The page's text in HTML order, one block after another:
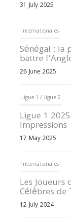
31 July 2025
Internationales
Sénégal : la
battre
26 June 2025
Ligue 1 / Ligue 2
Ligue 1
Impressions
17 May 2025
Internationales
Les Joueurs
Célèbres de
12 July 2024